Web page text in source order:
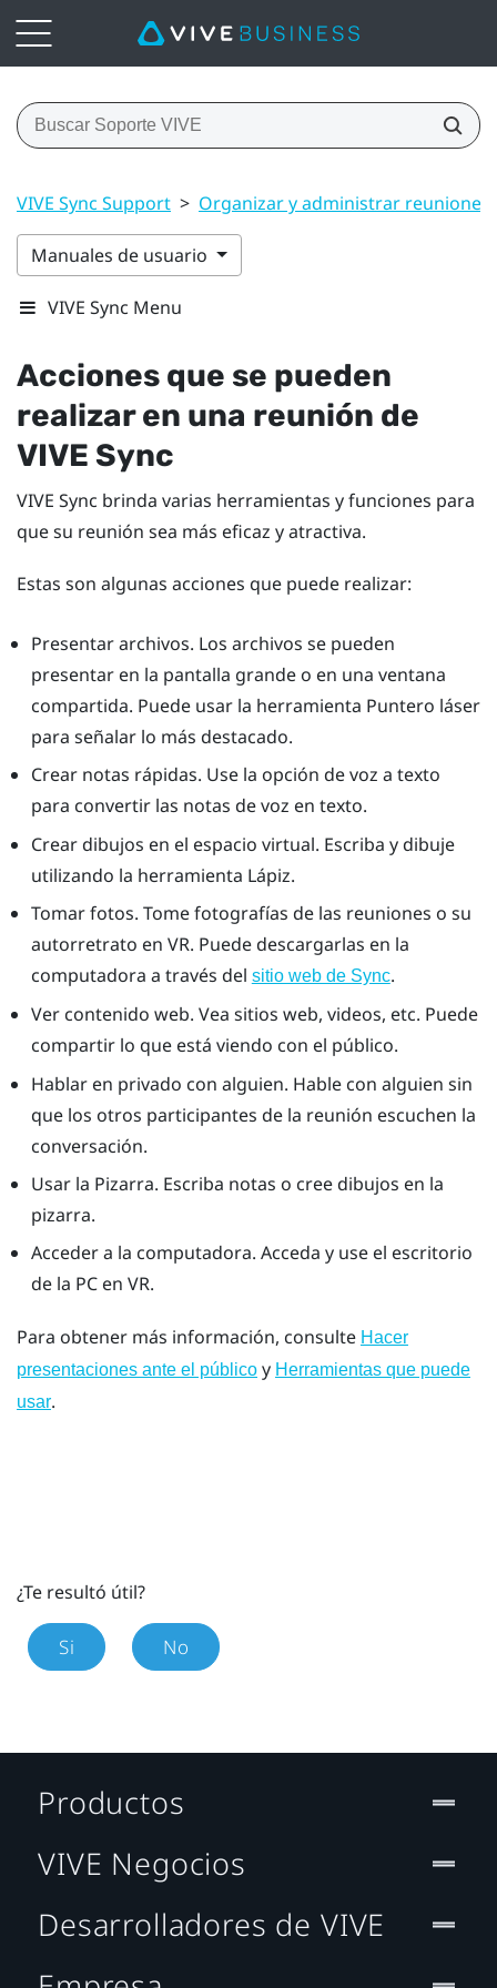
VIVE Sync Support > Organizar y administrar reuniones
Manuales de usuario
VIVE Sync Menu
Acciones que se pueden
realizar en una reunión de
VIVE Sync
VIVE Sync brinda varias herramientas y funciones para
que su reunión sea más eficaz y atractiva.
Estas son algunas acciones que puede realizar:
Presentar archivos. Los archivos se pueden
presentar en la pantalla grandeo en una ventana
compartida. Puede usar la herramienta Puntero láser
para señalar lo más destacado.
Crear notas rápidas. Use la opción de voz a texto
para convertir las notas de voz en texto.
Crear dibujos en el espacio virtual. Escriba y dibuje
utilizando la herramienta Lápiz.
Tomar fotos. Tome fotografías de las reuniones o su
autorretrato en VR. Puede descargarlas en la
computadora a través del sitio web de Sync.
Ver contenido web. Vea sitios web, videos, etc. Puede
compartir lo que está viendo con el público.
Hablar en privado con alguien. Hable con alguien sin
que los otros participantes de la reunión escuchen la
conversación.
Usar la Pizarra. Escriba notas o cree dibujos en la
pizarra.
Acceder a la computadora. Acceda y use el escritorio
de la PC en VR.
Para obtener más información, consulte Hacer
presentaciones ante el público y Herramientas que puede
usar.
¿Te resultó útil?
Si No
Productos
VIVE Negocios
Desarrolladores de VIVE